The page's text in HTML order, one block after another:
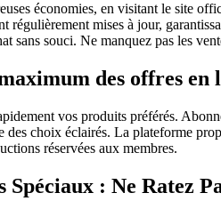
économies, en visitant le site
régulièrement mises à jour,
sans souci. Ne manquez pas les
des offres en
vos produits préférés.
des choix éclairés. La plateforme
réservées aux membres.
: Ne Ratez